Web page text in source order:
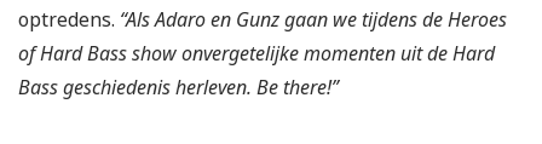
optredens. “Als Adaro en Gunz gaan we tijdens de Heroes
of Hard Bass show onvergetelijke momenten uit de Hard
Bass geschiedenis herleven. Be there!”